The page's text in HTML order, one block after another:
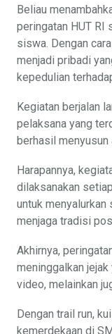
Beliau
peringatan HUT RI
siswa. Dengan
menjadi pribadi
kepedulian
Kegiatan berjalan
pelaksana yang
berhasil menyusun
Harapannya,
dilaksanakan
untuk
menjaga tradisi
Akhirnya,
meninggalkan
video, melainkan
Dengan trail run,
kemerdekaan di